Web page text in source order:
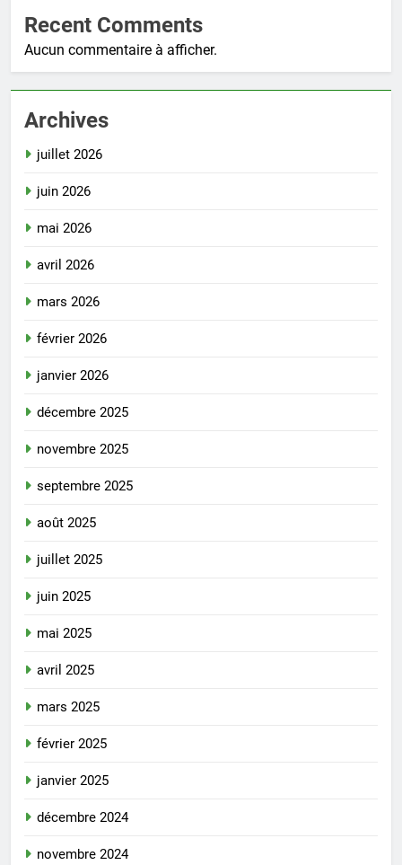
Recent Comments
Aucun commentaire à afficher.
Archives
juillet 2026
juin 2026
mai 2026
avril 2026
mars 2026
février 2026
janvier 2026
décembre 2025
novembre 2025
septembre 2025
août 2025
juillet 2025
juin 2025
mai 2025
avril 2025
mars 2025
février 2025
janvier 2025
décembre 2024
novembre 2024